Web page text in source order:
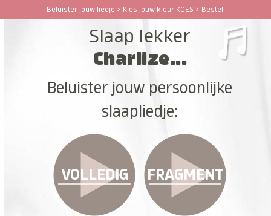
Beluister jouw liedje > Kies jouw kleur KOES > Bestel!
Open
Close
Slaap lekker
Charlize...
Beluister jouw persoonlijke
slaapliedje:
VOLLEDIG FRAGMENT